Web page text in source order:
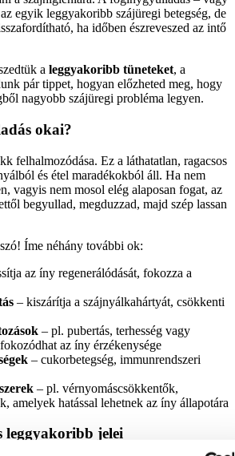
egyik leggyakoribb szájüregi betegség, de
ha időben észreveszed az intő
a leggyakoribb tüneteket, a
pár tippet, hogyan előzheted meg, hogy
nagyobb szájüregi probléma legyen.
okai?
felhalmozódása. Ez a láthatatlan, ragacsos
és étel maradékokból áll. Ha nem
vagyis nem mosol elég alaposan fogat, az
begyullad, megduzzad, majd szép lassan
Íme néhány további ok:
az íny regenerálódását, fokozza a
– kiszárítja a szájnyálkahártyát, csökkenti
– pl. pubertás, terhesség vagy
az íny érzékenysége
– cukorbetegség, immunrendszeri
– pl. vérnyomáscsökkentők,
amelyek hatással lehetnek az íny állapotára
leggyakoribb jelei